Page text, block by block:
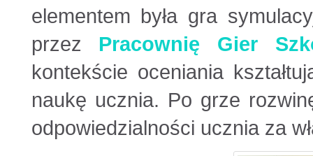
elementem była gra
przez Pracownię Gier
kontekście oceniania
naukę ucznia. Po grze
odpowiedzialności ucznia za